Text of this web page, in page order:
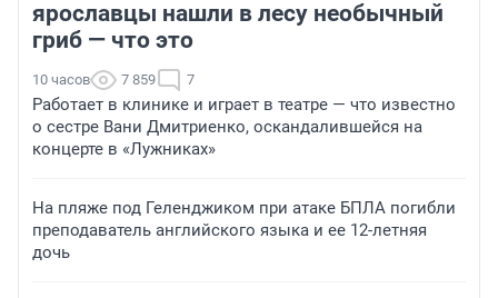
ярославцы нашли в лесу необычный
гриб — что это
10 часов 7 859 7
Работает в клинике и играет в театре — что известно
о сестре Вани Дмитриенко, оскандалившейся на
концерте в «Лужниках»
На пляже под Геленджиком при атаке БПЛА погибли
преподаватель английского языка и ее 12-летняя
дочь